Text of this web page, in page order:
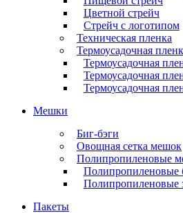
Цветной стрейч
Стрейч с логотипом
Техническая пленка
Термоусадочная
Термоусадочная
Термоусадочная
Термоусадочная
Мешки
Биг-бэги
Овощная сетка мешок
Полипропиленовые
Полипропиленовые
Полипропиленовые
Пакеты